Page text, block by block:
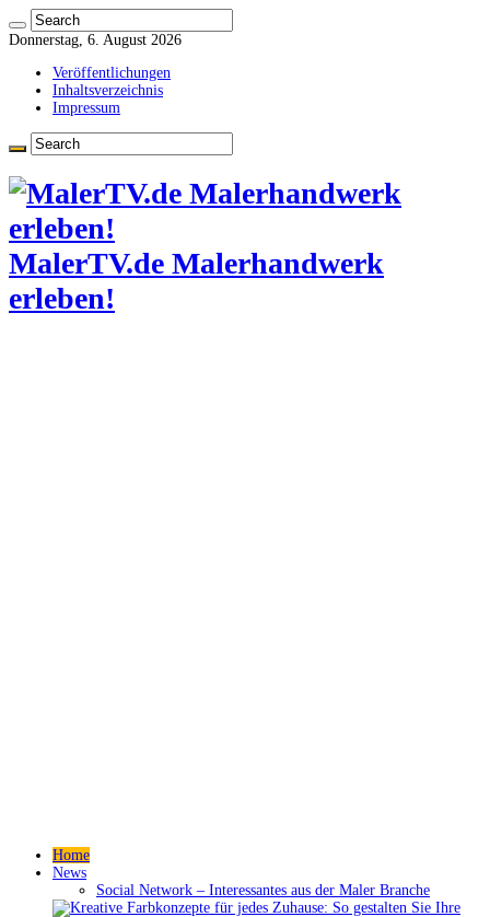
Donnerstag, 6. August 2026
Veröffentlichungen
Inhaltsverzeichnis
Impressum
MalerTV.de Malerhandwerk
erleben!
Home
News
Social Network – Interessantes aus der Maler Branche